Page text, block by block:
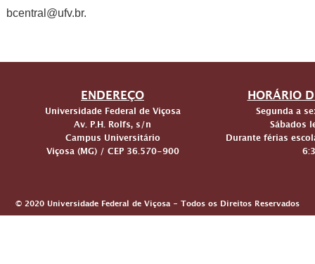
bcentral@ufv.br.
ENDEREÇO
Universidade Federal de Viçosa
Av. P.H. Rolfs, s/n
Campus Universitário
Viçosa (MG) / CEP 36.570-900
HORÁRIO
Segunda a
Sábados
Durante férias
© 2020 Universidade Federal de Viçosa - Todos os Direitos Reservados